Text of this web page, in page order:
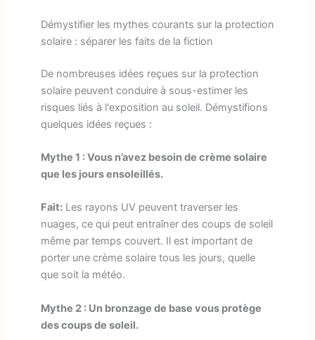
Démystifier les mythes courants sur la protection
solaire : séparer les faits de la fiction
De nombreuses idées reçues sur la protection
solaire peuvent conduire à sous-estimer les
risques liés à l'exposition au soleil. Démystifions
quelques idées reçues :
Mythe 1 : Vous n’avez besoin de crème solaire
que les jours ensoleillés.
Fait:Les rayons UV peuvent traverser les
nuages, ce qui peut entraîner des coups de soleil
même par temps couvert. Il est important de
porter une crème solaire tous les jours, quelle
que soit la météo.
Mythe 2 : Un bronzage de base vous protège
des coups de soleil.